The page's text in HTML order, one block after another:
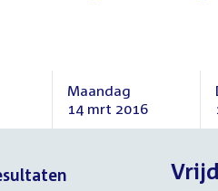
Maandag
14 mrt 2016
Maandag